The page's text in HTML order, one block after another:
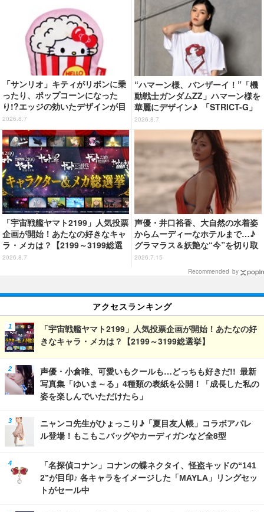
オラの妖怪バケ～ション』公開記
念】
「サンリオ」キティがリボンに乗
ったり、ポップコーンになった
り!?エッジの効いたデザインが目
を引く♪ トートバッグやポーチが
登場
2026.8.7
“ハマーン様、バンザーイ！”「機
動戦士ガンダムZZ」ハマーン様を
華麗にデザイン♪ 「STRICT-G」
Tシャツなどミニコレクション登
場
2026.8.7
「宇宙戦艦ヤマト2199」人気投票
企画が開始！あたなの好きなキャ
ラ・メカは？【2199～3199総選
挙】
2026.8.7
声優・井口裕香、大自然の水着姿
からムーディーなホテルまで…♪
グラマラス＆妖艶な“今”を切り取
り！3冊目写真集が発売中
2026.7.15
Recommended by
アクセスランキング
「宇宙戦艦ヤマト2199」人気投票企画が開始！あたなの好
きなキャラ・メカは？【2199～3199総選挙】
声優・小倉唯、可愛いもクールも…どっちも好きだ!! 最新
写真集「ゆいま～る」4種類の表紙を公開！「成長した私の
姿を楽しんでいただけたら」
ニャンコ先生がひょっこり♪「夏目友人帳」コラボアパレ
ル登場！もこもこバッグやカーディガンなど全8型
「名探偵コナン」コナンの蝶ネクタイ、怪盗キッドの“141
2”が目印♪ 各キャラをイメージした「MAYLA」リングセッ
トがセール中